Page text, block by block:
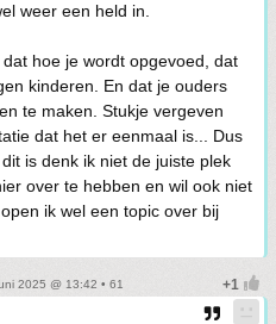
weer een held in.
hoe je wordt opgevoed, dat
kinderen. En dat je ouders
te maken. Stukje vergeven
dat het er eenmaal is... Dus
is denk ik niet de juiste plek
over te hebben en wil ook niet
ik wel een topic over bij
2025 @ 13:42 • 61